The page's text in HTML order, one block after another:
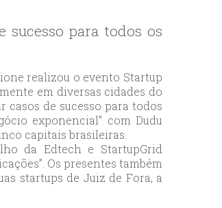
para todos os
realizou o evento Startup
em diversas cidades do
de sucesso para todos
exponencial” com Dudu
capitais brasileiras.
da Edtech e StartupGrid
Os presentes também
startups de Juiz de Fora, a